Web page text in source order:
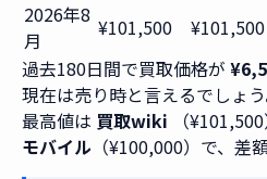
2026年8
月
¥101,500 ¥101,500
過去180日間で買取価格が
現在は売り時と言えるでしょう
最高値は 買取wiki （
モバイル （¥100,000）で、差